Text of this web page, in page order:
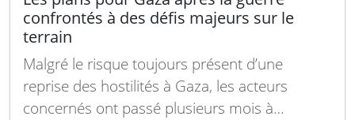
confrontés à des défis majeurs sur le
terrain
Malgré le risque toujours présent d’une
reprise des hostilités à Gaza, les acteurs
concernés ont passé plusieurs mois à